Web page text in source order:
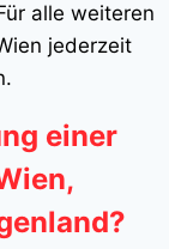
alle weiteren
jederzeit
einer